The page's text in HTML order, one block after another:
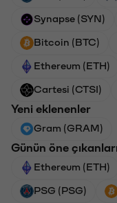
Synapse (SYN)
Bitcoin (BTC)
Ethereum (ETH)
Cartesi (CTSI)
Yeni eklenenler
Gram (GRAM)
Günün öne çıkanları
Ethereum (ETH)
PSG (PSG)